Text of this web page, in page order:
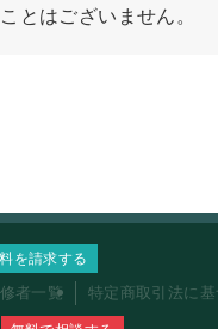
とはございません。
者一覧 特定商取引法に
を請求する